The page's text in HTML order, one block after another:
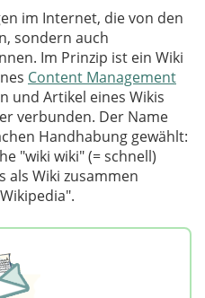
im Internet, die von den
sondern auch
Im Prinzip ist ein Wiki
Content Management
und Artikel eines Wikis
verbunden. Der Name
Handhabung gewählt:
"wiki wiki" (= schnell)
als Wiki zusammen